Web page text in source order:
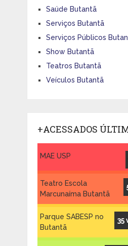
Saúde Butantã
Serviços Butantã
Serviços Públicos
Show Butantã
Teatros Butantã
Veículos Butantã
+ACESSADOS
MAE USP
Teatro Escola
Marcunaíma Butantã
35
Parque SABESP no
Butantã